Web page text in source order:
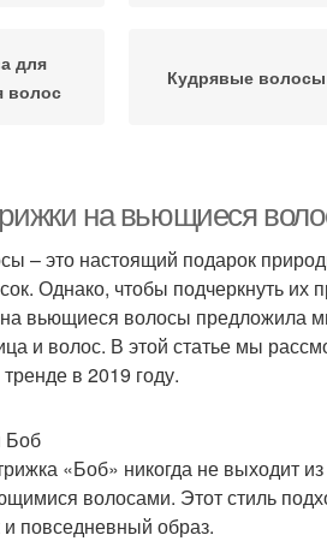
для
волос
Кудрявые волосы
на вьющиеся
– это настоящий подарок
Однако, чтобы подчеркнуть
вьющиеся волосы предложила
и волос. В этой статье мы
в 2019 году.
Боб
«Боб» никогда не выходит
волосами. Этот стиль
и повседневный образ.